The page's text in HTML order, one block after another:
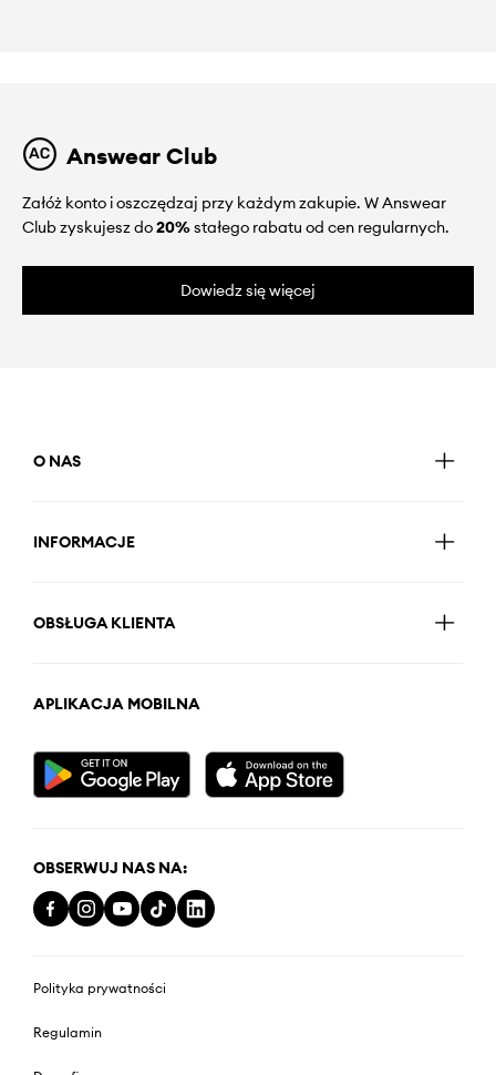
Answear Club
Załóż konto i oszczędzaj przy każdym zakupie. W Answear
Club zyskujesz do20%stałego rabatu od cen regularnych.
Dowiedz się więcej
O NAS
INFORMACJE
OBSŁUGA KLIENTA
APLIKACJA MOBILNA
OBSERWUJ NAS NA:
Polityka prywatności
Regulamin